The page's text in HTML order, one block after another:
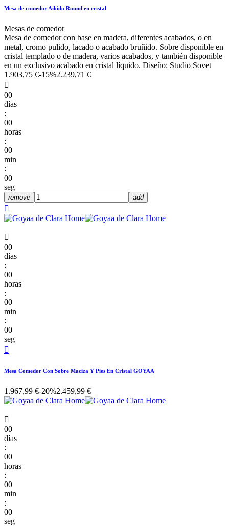
Mesa de comedor Aikido Round en cristal
Mesas de comedor
Mesa de comedor con base en madera, diferentes acabados, o en
metal, cromo pulido, lacado o acabado bruñido. Sobre disponible en
cristal templado o de madera, varios acabados, y también disponible
en un exclusivo acabado en cristal líquido. Diseño: Studio Sovet
1.903,75 €-15%2.239,71 €

00
días
:
00
horas
:
00
min
:
00
seg
remove add


00
días
:
00
horas
:
00
min
:
00
seg

Mesa Comedor Con Sobre Maciza Y Pies En Cristal GOYAA
1.967,99 €-20%2.459,99 €

00
días
:
00
horas
:
00
min
:
00
seg